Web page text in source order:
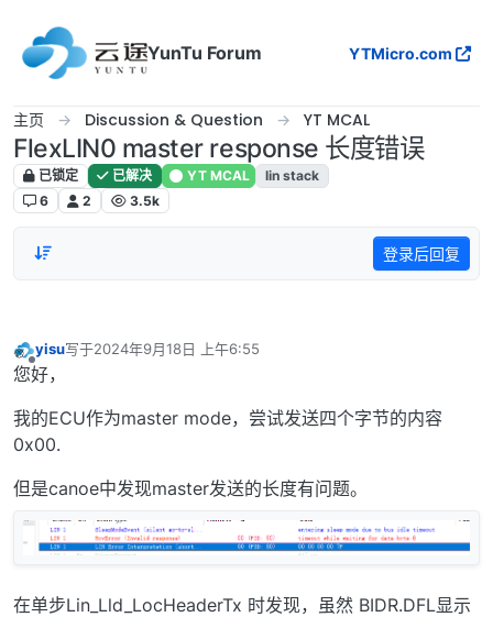
YunTu Forum
YTMicro.com
主页 Discussion & Question YT MCAL
FlexLIN0 master response 长度错误
已锁定 已解决 YT MCAL
lin stack
6
2 3.5k
登录后回复
离线
yisu写于2024年9月18日 上午6:55
最后由 编辑
您好，
我的ECU作为master mode，尝试发送四个字节的内容
0x00.
但是canoe中发现master发送的长度有问题。
在单步Lin_Lld_LocHeaderTx 时发现，虽然 BIDR.DFL显示